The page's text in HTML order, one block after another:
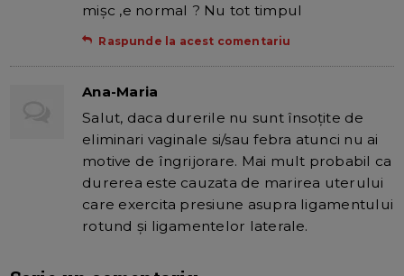
mişc ,e normal ? Nu tot timpul
Raspunde la acest comentariu
Ana-Maria
Salut, daca durerile nu sunt însoţite de
eliminari vaginale si/sau febra atunci nu ai
motive de îngrijorare. Mai mult probabil ca
durerea este cauzata de marirea uterului
care exercita presiune asupra ligamentului
rotund şi ligamentelor laterale.